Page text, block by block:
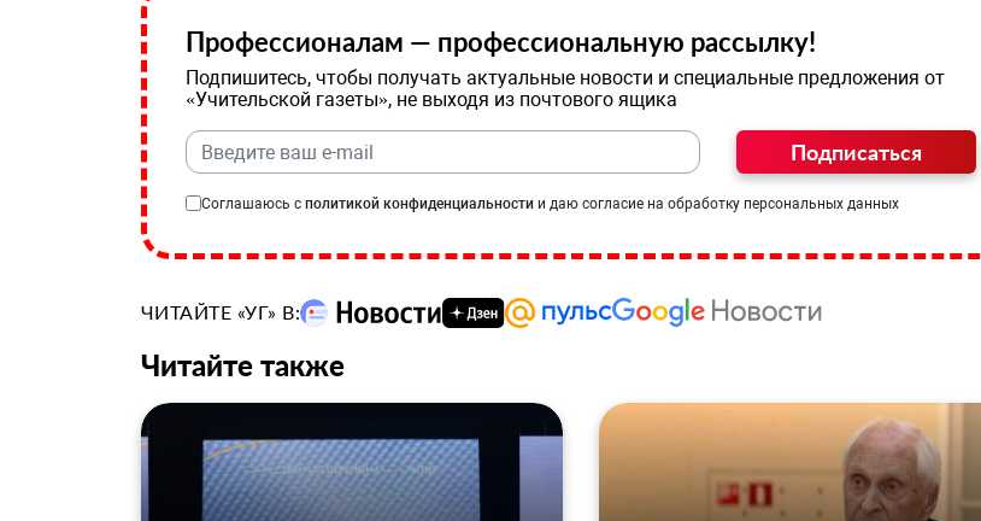
Профессионалам — профессиональную рассылку!
Подпишитесь, чтобы получать актуальные новости и специальные предложения от
«Учительской газеты», не выходя из почтового ящика
Подписаться
Соглашаюсь с политикой конфиденциальности и даю согласие на обработку персональных данных
ЧИТАЙТЕ «УГ» В:
Читайте также